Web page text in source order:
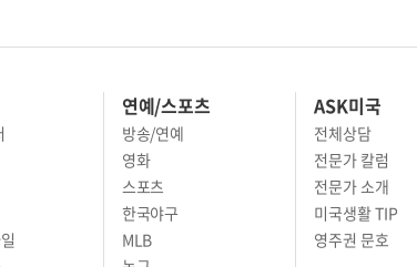
연예/스포츠
방송/연예
영화
스포츠
한국야구
MLB
ASK미국
전체상담
전문가 칼럼
전문가 소개
미국생활 TIP
영주권 문호